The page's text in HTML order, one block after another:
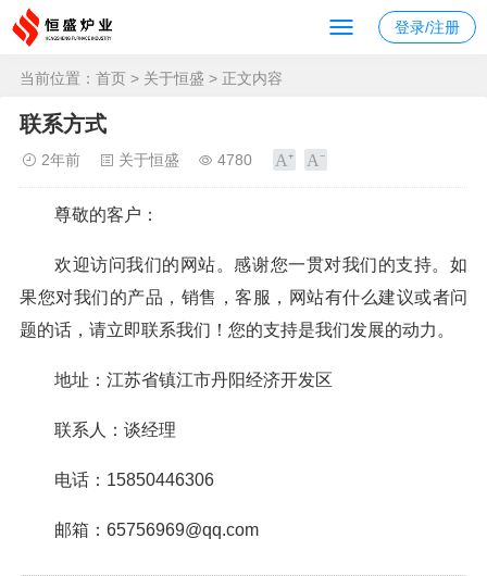
登录/注册
当前位置： 首页 > 关于恒盛 > 正文内容
联系方式
2年前 关于恒盛 4780
尊敬的客户：
欢迎访问我们的网站。感谢您一贯对我们的支持。如
果您对我们的产品，销售，客服，网站有什么建议或者问
题的话，请立即联系我们！您的支持是我们发展的动力。
地址：江苏省镇江市丹阳经济开发区
联系人：谈经理
电话：15850446306
邮箱：65756969@qq.com